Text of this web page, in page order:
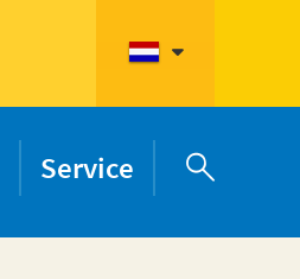

Service